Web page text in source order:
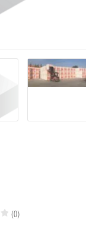
(0)